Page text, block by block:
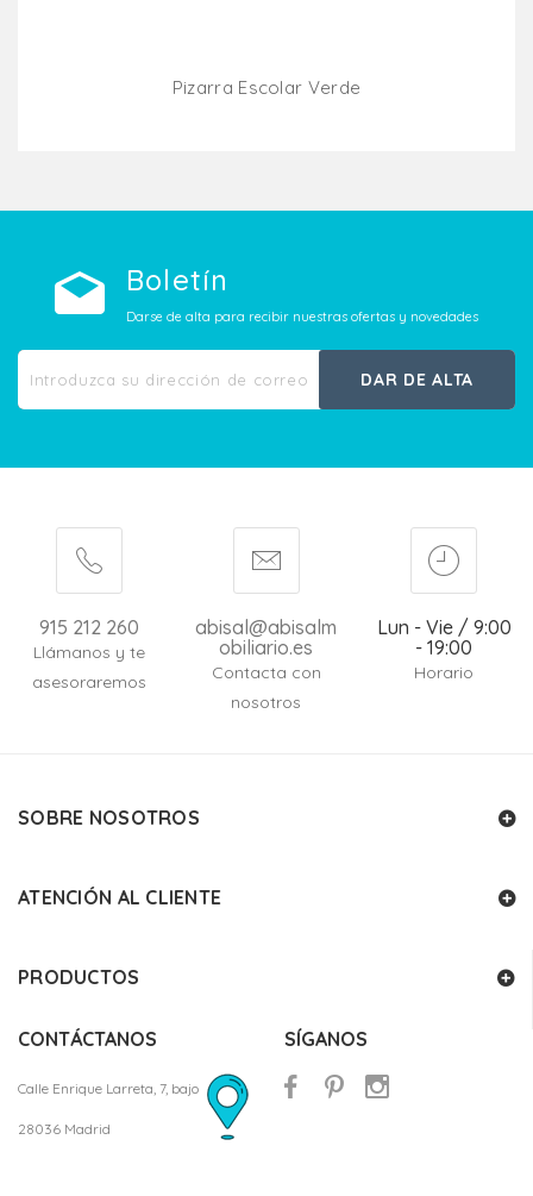
Pizarra Escolar Verde
Boletín
Darse de alta para recibir nuestras ofertas y novedades
DAR DE ALTA
915 212 260
Llámanos y te
asesoraremos
abisal@abisalm
obiliario.es
Contacta con
nosotros
Lun - Vie / 9:00
- 19:00
Horario
SOBRE NOSOTROS
ATENCIÓN AL CLIENTE
PRODUCTOS
CONTÁCTANOS
Calle Enrique Larreta, 7, bajo
28036 Madrid
SÍGANOS